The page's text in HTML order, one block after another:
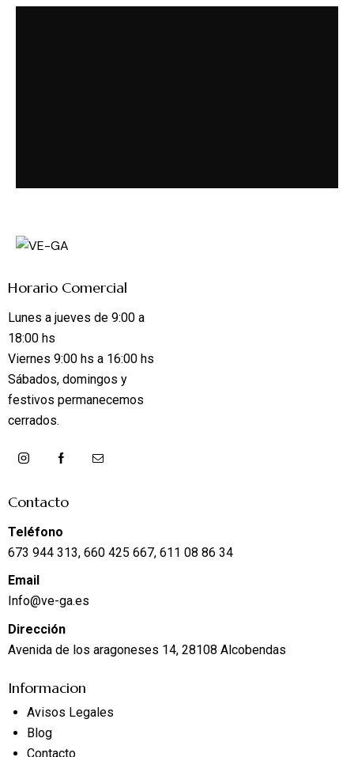
Horario Comercial
Lunes a jueves de 9:00 a
18:00 hs
Viernes 9:00 hs a 16:00 hs
Sábados, domingos y
festivos permanecemos
cerrados.
Contacto
Teléfono
673 944 313, 660 425 667, 611 08 86 34
Email
Info@ve-ga.es
Dirección
Avenida de los aragoneses 14, 28108 Alcobendas
Informacion
Avisos Legales
Blog
Contacto